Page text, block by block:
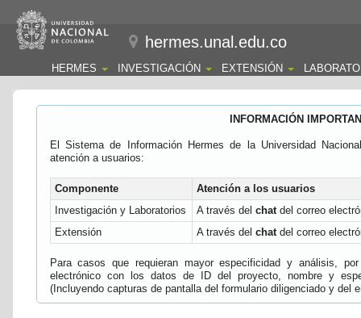
hermes.unal.edu.co
HERMES INVESTIGACIÓN EXTENSIÓN
INFORMACIÓN
El Sistema de Información Hermes de la Universidad
atención a usuarios:
Componente
Atención a los usuarios
Investigación y Laboratorios
A través del chatdel correo
Extensión
A través del chatdel correo
Para casos que requieran mayor especificidad y análisis,
electrónico con los datos de ID del proyecto, nombre y
(Incluyendo capturas de pantalla del formulario diligenciado y del